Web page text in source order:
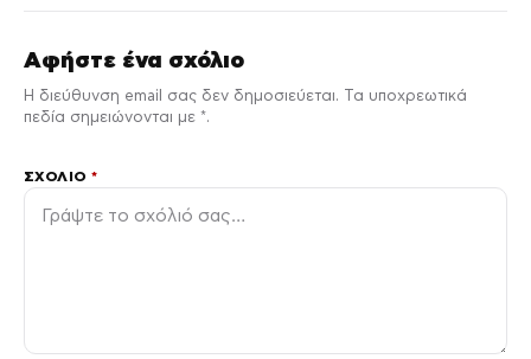
Αφήστε ένα σχόλιο
Η διεύθυνση email σας δεν δημοσιεύεται. Τα υποχρεωτικά
πεδία σημειώνονται με *.
ΣΧΌΛΙΟ*